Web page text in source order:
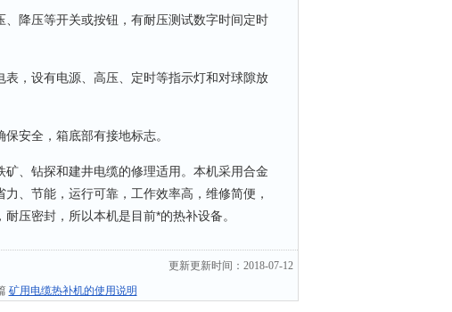
降压等开关或按钮，有耐压测试数字时间定时
，设有电源、高压、定时等指示灯和对球隙放
安全，箱底部有接地标志。
、钻探和建井电缆的修理适用。本机采用合金
、节能，运行可靠，工作效率高，维修简便，
压密封，所以本机是目前*的热补设备。
更新更新时间：2018-07-12
矿用电缆热补机的使用说明